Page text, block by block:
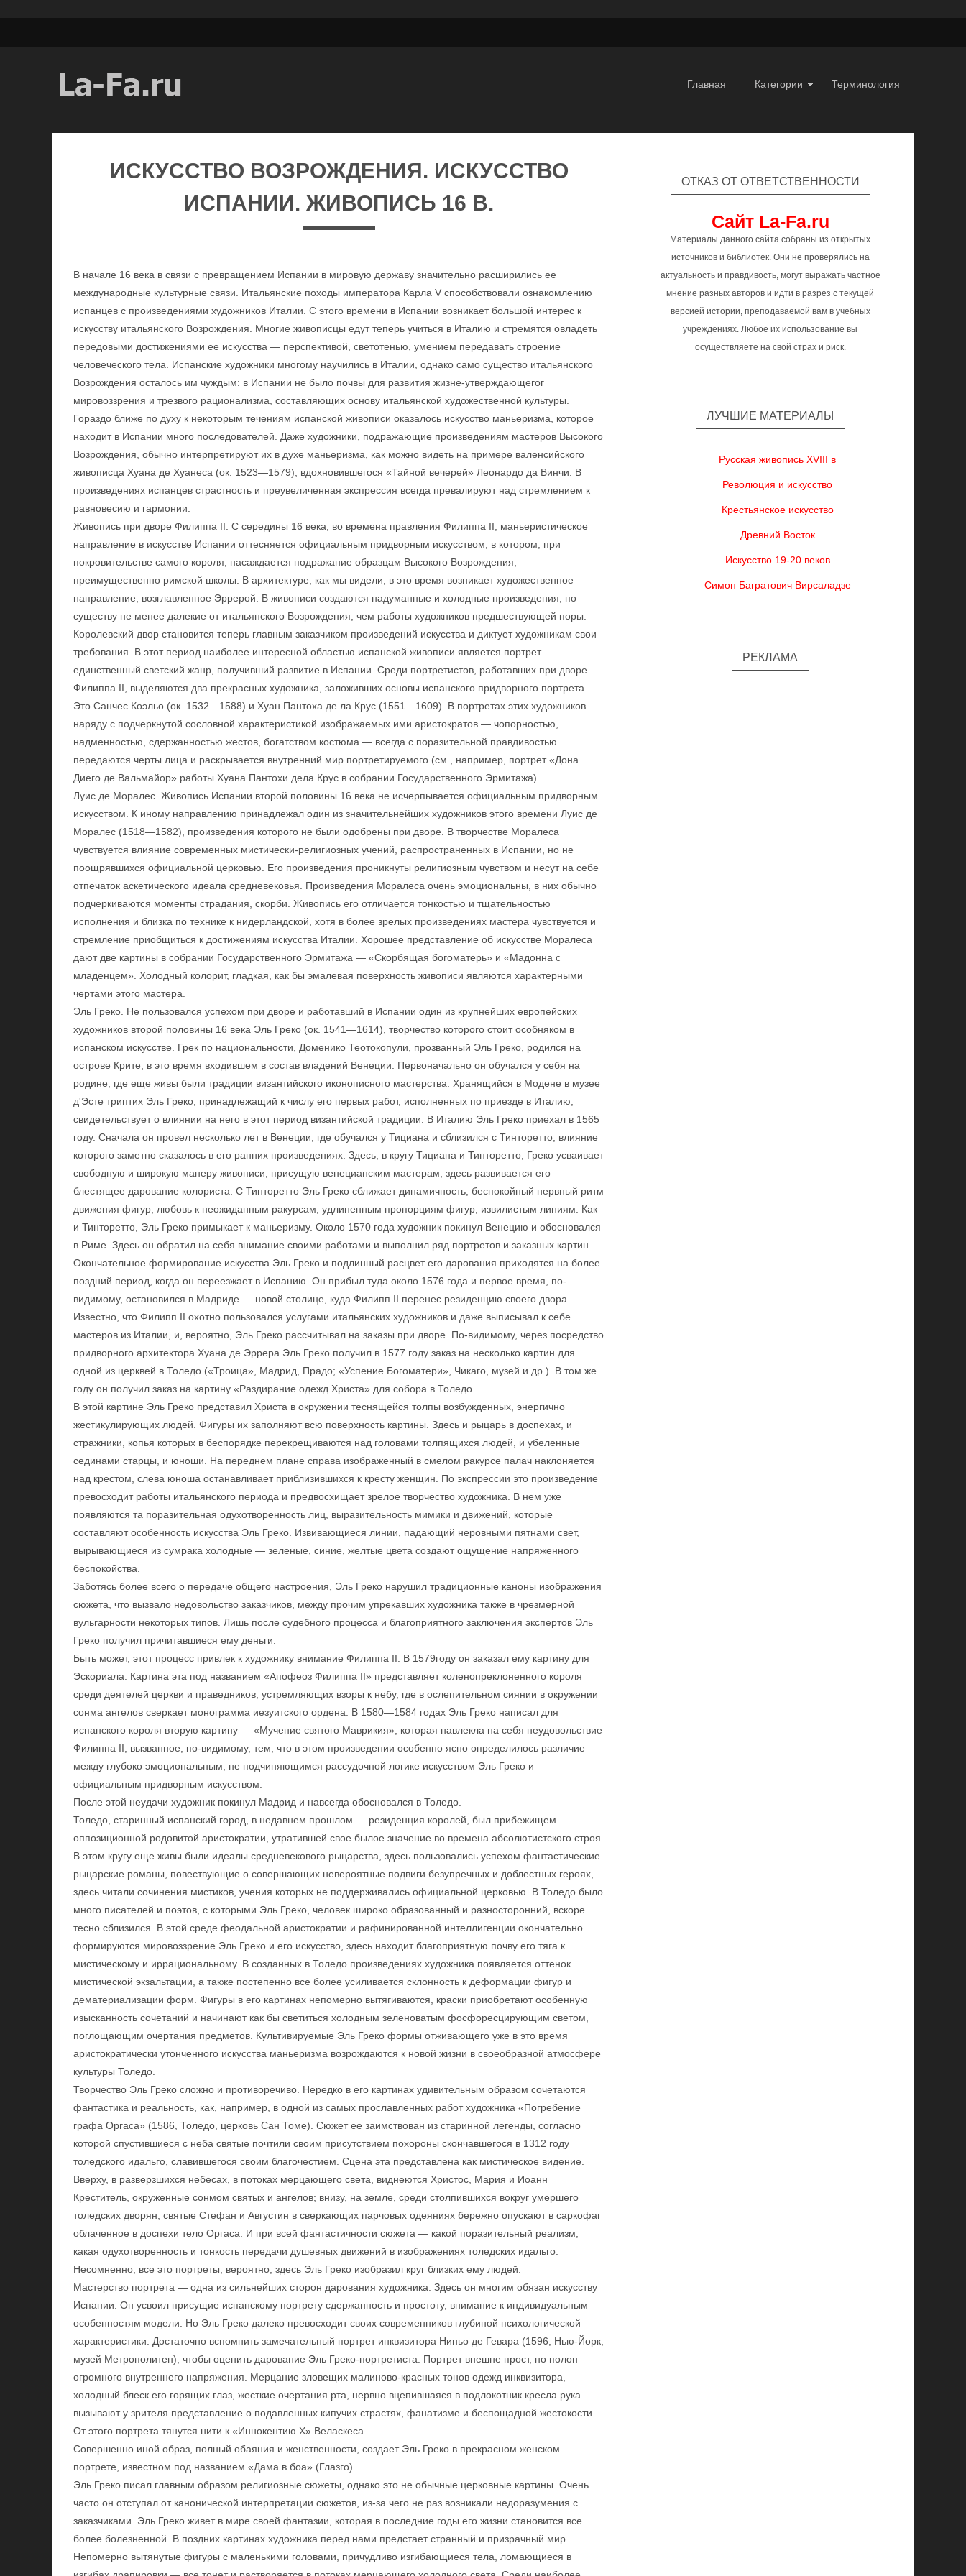
Главная Категории Терминология
ИСКУССТВО ВОЗРОЖДЕНИЯ. ИСКУССТВО
ИСПАНИИ. ЖИВОПИСЬ 16 В.
В начале 16 века в связи с превращением Испании в мировую державу значительно расширились ее
международные культурные связи. Итальянские походы императора Карла V способствовали ознакомлению
испанцев с произведениями художников Италии. С этого времени в Испании возникает большой интерес к
искусству итальянского Возрождения. Многие живописцы едут теперь учиться в Италию и стремятся овладеть
передовыми достижениями ее искусства — перспективой, светотенью, умением передавать строение
человеческого тела. Испанские художники многому научились в Италии, однако само существо итальянского
Возрождения осталось им чуждым: в Испании не было почвы для развития жизне-утверждающегог
мировоззрения и трезвого рационализма, составляющих основу итальянской художественной культуры.
Гораздо ближе по духу к некоторым течениям испанской живописи оказалось искусство маньеризма, которое
находит в Испании много последователей. Даже художники, подражающие произведениям мастеров Высокого
Возрождения, обычно интерпретируют их в духе маньеризма, как можно видеть на примере валенсийского
живописца Хуана де Хуанеса (ок. 1523—1579), вдохновившегося «Тайной вечерей» Леонардо да Винчи. В
произведениях испанцев страстность и преувеличенная экспрессия всегда превалируют над стремлением к
равновесию и гармонии.
Живопись при дворе Филиппа II. С середины 16 века, во времена правления Филиппа II, маньеристическое
направление в искусстве Испании оттесняется официальным придворным искусством, в котором, при
покровительстве самого короля, насаждается подражание образцам Высокого Возрождения,
преимущественно римской школы. В архитектуре, как мы видели, в это время возникает художественное
направление, возглавленное Эррерой. В живописи создаются надуманные и холодные произведения, по
существу не менее далекие от итальянского Возрождения, чем работы художников предшествующей поры.
Королевский двор становится теперь главным заказчиком произведений искусства и диктует художникам свои
требования. В этот период наиболее интересной областью испанской живописи является портрет —
единственный светский жанр, получивший развитие в Испании. Среди портретистов, работавших при дворе
Филиппа II, выделяются два прекрасных художника, заложивших основы испанского придворного портрета.
Это Санчес Коэльо (ок. 1532—1588) и Хуан Пантоха де ла Крус (1551—1609). В портретах этих художников
наряду с подчеркнутой сословной характеристикой изображаемых ими аристократов — чопорностью,
надменностью, сдержанностью жестов, богатством костюма — всегда с поразительной правдивостью
передаются черты лица и раскрывается внутренний мир портретируемого (см., например, портрет «Дона
Диего де Вальмайор» работы Хуана Пантохи дела Крус в собрании Государственного Эрмитажа).
Луис де Моралес. Живопись Испании второй половины 16 века не исчерпывается официальным придворным
искусством. К иному направлению принадлежал один из значительнейших художников этого времени Луис де
Моралес (1518—1582), произведения которого не были одобрены при дворе. В творчестве Моралеса
чувствуется влияние современных мистически-религиозных учений, распространенных в Испании, но не
поощрявшихся официальной церковью. Его произведения проникнуты религиозным чувством и несут на себе
отпечаток аскетического идеала средневековья. Произведения Моралеса очень эмоциональны, в них обычно
подчеркиваются моменты страдания, скорби. Живопись его отличается тонкостью и тщательностью
исполнения и близка по технике к нидерландской, хотя в более зрелых произведениях мастера чувствуется и
стремление приобщиться к достижениям искусства Италии. Хорошее представление об искусстве Моралеса
дают две картины в собрании Государственного Эрмитажа — «Скорбящая богоматерь» и «Мадонна с
младенцем». Холодный колорит, гладкая, как бы эмалевая поверхность живописи являются характерными
чертами этого мастера.
Эль Греко. Не пользовался успехом при дворе и работавший в Испании один из крупнейших европейских
художников второй половины 16 века Эль Греко (ок. 1541—1614), творчество которого стоит особняком в
испанском искусстве. Грек по национальности, Доменико Теотокопули, прозванный Эль Греко, родился на
острове Крите, в это время входившем в состав владений Венеции. Первоначально он обучался у себя на
родине, где еще живы были традиции византийского иконописного мастерства. Хранящийся в Модене в музее
д'Эсте триптих Эль Греко, принадлежащий к числу его первых работ, исполненных по приезде в Италию,
свидетельствует о влиянии на него в этот период византийской традиции. В Италию Эль Греко приехал в 1565
году. Сначала он провел несколько лет в Венеции, где обучался у Тициана и сблизился с Тинторетто, влияние
которого заметно сказалось в его ранних произведениях. Здесь, в кругу Тициана и Тинторетто, Греко усваивает
свободную и широкую манеру живописи, присущую венецианским мастерам, здесь развивается его
блестящее дарование колориста. С Тинторетто Эль Греко сближает динамичность, беспокойный нервный ритм
движения фигур, любовь к неожиданным ракурсам, удлиненным пропорциям фигур, извилистым линиям. Как
и Тинторетто, Эль Греко примыкает к маньеризму. Около 1570 года художник покинул Венецию и обосновался
в Риме. Здесь он обратил на себя внимание своими работами и выполнил ряд портретов и заказных картин.
Окончательное формирование искусства Эль Греко и подлинный расцвет его дарования приходятся на более
поздний период, когда он переезжает в Испанию. Он прибыл туда около 1576 года и первое время, по-
видимому, остановился в Мадриде — новой столице, куда Филипп II перенес резиденцию своего двора.
Известно, что Филипп II охотно пользовался услугами итальянских художников и даже выписывал к себе
мастеров из Италии, и, вероятно, Эль Греко рассчитывал на заказы при дворе. По-видимому, через посредство
придворного архитектора Хуана де Эррера Эль Греко получил в 1577 году заказ на несколько картин для
одной из церквей в Толедо («Троица», Мадрид, Прадо; «Успение Богоматери», Чикаго, музей и др.). В том же
году он получил заказ на картину «Раздирание одежд Христа» для собора в Толедо.
В этой картине Эль Греко представил Христа в окружении теснящейся толпы возбужденных, энергично
жестикулирующих людей. Фигуры их заполняют всю поверхность картины. Здесь и рыцарь в доспехах, и
стражники, копья которых в беспорядке перекрещиваются над головами толпящихся людей, и убеленные
сединами старцы, и юноши. На переднем плане справа изображенный в смелом ракурсе палач наклоняется
над крестом, слева юноша останавливает приблизившихся к кресту женщин. По экспрессии это произведение
превосходит работы итальянского периода и предвосхищает зрелое творчество художника. В нем уже
появляются та поразительная одухотворенность лиц, выразительность мимики и движений, которые
составляют особенность искусства Эль Греко. Извивающиеся линии, падающий неровными пятнами свет,
вырывающиеся из сумрака холодные — зеленые, синие, желтые цвета создают ощущение напряженного
беспокойства.
Заботясь более всего о передаче общего настроения, Эль Греко нарушил традиционные каноны изображения
сюжета, что вызвало недовольство заказчиков, между прочим упрекавших художника также в чрезмерной
вульгарности некоторых типов. Лишь после судебного процесса и благоприятного заключения экспертов Эль
Греко получил причитавшиеся ему деньги.
Быть может, этот процесс привлек к художнику внимание Филиппа II. В 1579году он заказал ему картину для
Эскориала. Картина эта под названием «Апофеоз Филиппа II» представляет коленопреклоненного короля
среди деятелей церкви и праведников, устремляющих взоры к небу, где в ослепительном сиянии в окружении
сонма ангелов сверкает монограмма иезуитского ордена. В 1580—1584 годах Эль Греко написал для
испанского короля вторую картину — «Мучение святого Маврикия», которая навлекла на себя неудовольствие
Филиппа II, вызванное, по-видимому, тем, что в этом произведении особенно ясно определилось различие
между глубоко эмоциональным, не подчиняющимся рассудочной логике искусством Эль Греко и
официальным придворным искусством.
После этой неудачи художник покинул Мадрид и навсегда обосновался в Толедо.
Толедо, старинный испанский город, в недавнем прошлом — резиденция королей, был прибежищем
оппозиционной родовитой аристократии, утратившей свое былое значение во времена абсолютистского строя.
В этом кругу еще живы были идеалы средневекового рыцарства, здесь пользовались успехом фантастические
рыцарские романы, повествующие о совершающих невероятные подвиги безупречных и доблестных героях,
здесь читали сочинения мистиков, учения которых не поддерживались официальной церковью. В Толедо было
много писателей и поэтов, с которыми Эль Греко, человек широко образованный и разносторонний, вскоре
тесно сблизился. В этой среде феодальной аристократии и рафинированной интеллигенции окончательно
формируются мировоззрение Эль Греко и его искусство, здесь находит благоприятную почву его тяга к
мистическому и иррациональному. В созданных в Толедо произведениях художника появляется оттенок
мистической экзальтации, а также постепенно все более усиливается склонность к деформации фигур и
дематериализации форм. Фигуры в его картинах непомерно вытягиваются, краски приобретают особенную
изысканность сочетаний и начинают как бы светиться холодным зеленоватым фосфоресцирующим светом,
поглощающим очертания предметов. Культивируемые Эль Греко формы отживающего уже в это время
аристократически утонченного искусства маньеризма возрождаются к новой жизни в своеобразной атмосфере
культуры Толедо.
Творчество Эль Греко сложно и противоречиво. Нередко в его картинах удивительным образом сочетаются
фантастика и реальность, как, например, в одной из самых прославленных работ художника «Погребение
графа Оргаса» (1586, Толедо, церковь Сан Томе). Сюжет ее заимствован из старинной легенды, согласно
которой спустившиеся с неба святые почтили своим присутствием похороны скончавшегося в 1312 году
толедского идальго, славившегося своим благочестием. Сцена эта представлена как мистическое видение.
Вверху, в разверзшихся небесах, в потоках мерцающего света, виднеются Христос, Мария и Иоанн
Креститель, окруженные сонмом святых и ангелов; внизу, на земле, среди столпившихся вокруг умершего
толедских дворян, святые Стефан и Августин в сверкающих парчовых одеяниях бережно опускают в саркофаг
облаченное в доспехи тело Оргаса. И при всей фантастичности сюжета — какой поразительный реализм,
какая одухотворенность и тонкость передачи душевных движений в изображениях толедских идальго.
Несомненно, все это портреты; вероятно, здесь Эль Греко изобразил круг близких ему людей.
Мастерство портрета — одна из сильнейших сторон дарования художника. Здесь он многим обязан искусству
Испании. Он усвоил присущие испанскому портрету сдержанность и простоту, внимание к индивидуальным
особенностям модели. Но Эль Греко далеко превосходит своих современников глубиной психологической
характеристики. Достаточно вспомнить замечательный портрет инквизитора Ниньо де Гевара (1596, Нью-Йорк,
музей Метрополитен), чтобы оценить дарование Эль Греко-портретиста. Портрет внешне прост, но полон
огромного внутреннего напряжения. Мерцание зловещих малиново-красных тонов одежд инквизитора,
холодный блеск его горящих глаз, жесткие очертания рта, нервно вцепившаяся в подлокотник кресла рука
вызывают у зрителя представление о подавленных кипучих страстях, фанатизме и беспощадной жестокости.
От этого портрета тянутся нити к «Иннокентию X» Веласкеса.
Совершенно иной образ, полный обаяния и женственности, создает Эль Греко в прекрасном женском
портрете, известном под названием «Дама в боа» (Глазго).
Эль Греко писал главным образом религиозные сюжеты, однако это не обычные церковные картины. Очень
часто он отступал от канонической интерпретации сюжетов, из-за чего не раз возникали недоразумения с
заказчиками. Эль Греко живет в мире своей фантазии, которая в последние годы его жизни становится все
более болезненной. В поздних картинах художника перед нами предстает странный и призрачный мир.
Непомерно вытянутые фигуры с маленькими головами, причудливо изгибающиеся тела, ломающиеся в
ОТКАЗ ОТ ОТВЕТСТВЕННОСТИ
Сайт La-Fa.ru
Материалы данного сайта собраны из открытых
источников и библиотек. Они не проверялись на
актуальность и правдивость, могут выражать частное
мнение разных авторов и идти в разрез с текущей
версией истории, преподаваемой вам в учебных
учреждениях. Любое их использование вы
осуществляете на свой страх и риск.
ЛУЧШИЕ МАТЕРИАЛЫ
Русская живопись XVIII в
Революция и искусство
Крестьянское искусство
Древний Восток
Искусство 19-20 веков
Симон Багратович Вирсаладзе
РЕКЛАМА